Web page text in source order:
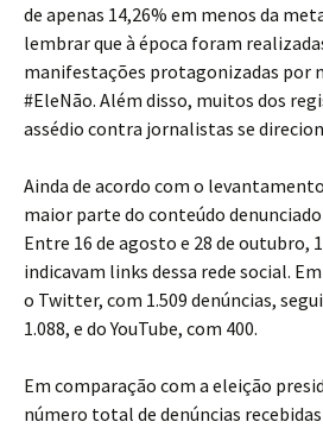
de apenas 14,26% em menos da
lembrar que à época foram
manifestações protagonizadas por
#EleNão. Além disso, muitos dos
assédio contra jornalistas se
Ainda de acordo com o
maior parte do conteúdo
Entre 16 de agosto e 28 de outubro,
indicavam links dessa rede social.
o Twitter, com 1.509 denúncias,
1.088, e do YouTube, com 400.
Em comparação com a eleição
número total de denúncias